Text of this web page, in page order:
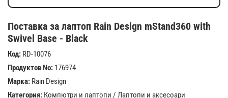
Поставка за лаптоп Rain Design mStand360 with
Swivel Base - Black
Код: RD-10076
Продуктов No: 176974
Марка: Rain Design
Категория: Компютри и лаптопи / Лаптопи и аксесоари